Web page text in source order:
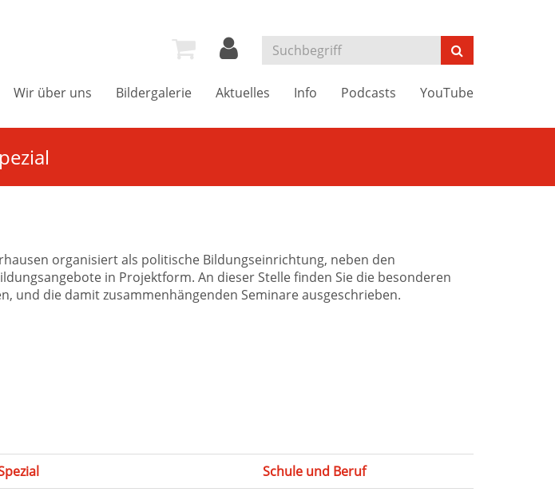
Wir über uns Bildergalerie Aktuelles Info Podcasts YouTube
organisiert als politische Bildungseinrichtung, neben den
in Projektform. An dieser Stelle finden Sie die besonderen
und die damit zusammenhängenden Seminare ausgeschrieben.
Schule und Beruf